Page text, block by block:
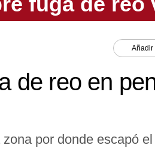
Añadir
de reo en
por donde escapó